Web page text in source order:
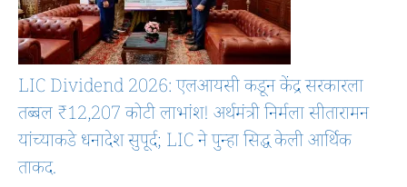
LIC Dividend 2026: एलआयसी कडून केंद्र सरकारला
तब्बल ₹12,207 कोटी लाभांश! अर्थमंत्री निर्मला सीतारामन
यांच्याकडे धनादेश सुपूर्द; LIC ने पुन्हा सिद्ध केली आर्थिक
ताकद.